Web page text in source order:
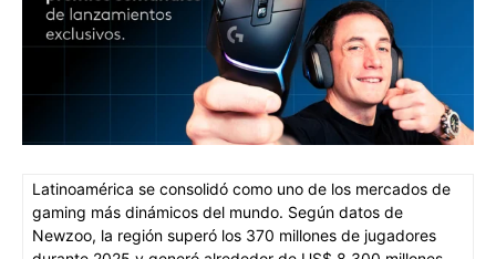
Latinoamérica se consolidó como uno de los mercados de
gaming más dinámicos del mundo. Según datos de
Newzoo, la región superó los 370 millones de jugadores